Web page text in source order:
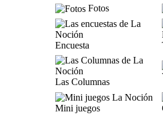
Fotos
Encuesta
Las Columnas
Mini juegos